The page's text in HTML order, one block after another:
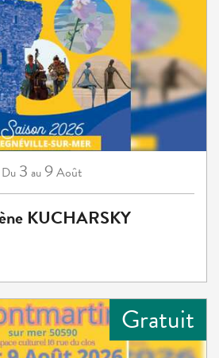
Du 3 au 9Août
KUCHARSKY
Gratuit